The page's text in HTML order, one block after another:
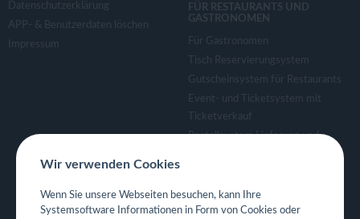
Datenschutzerklärung
APP- & Benutzerdaten löschen
Impressum
FÜR RESTAURANTS UND
GASTRONOMEN
Für Gastronomen
Tisch Reservierungsystem
Gutscheinsystem für Restaurants
Event- und Ticketsystem mit
Ticketverkauf
Bestellsystem Lieferung und
Eigene App für Restaurant
Wir verwenden Cookies
Wenn Sie unsere Webseiten besuchen, kann Ihre
Systemsoftware Informationen in Form von Cookies oder